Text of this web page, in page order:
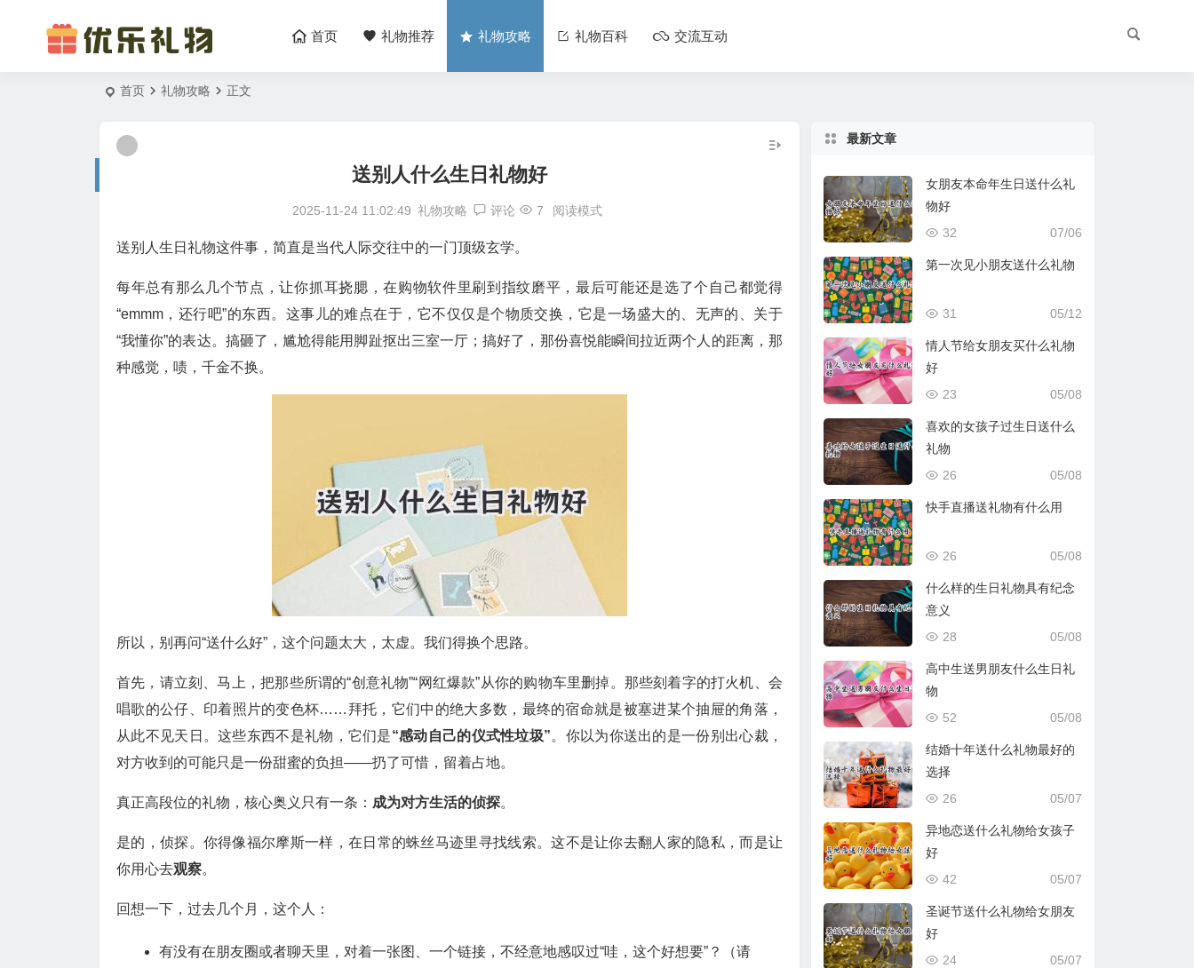
首页 礼物推荐 礼物攻略 礼物百科 交流互动
首页 礼物攻略 正文
送别人什么生日礼物好
2025-11-24 11:02:49 礼物攻略 评论 7 阅读模式
送别人生日礼物这件事，简直是当代人际交往中的一门顶级玄学。
每年总有那么几个节点，让你抓耳挠腮，在购物软件里刷到指纹磨平，最后可能还是选了个自己都觉得
“emmm，还行吧”的东西。这事儿的难点在于，它不仅仅是个物质交换，它是一场盛大的、无声的、关于
“我懂你”的表达。搞砸了，尴尬得能用脚趾抠出三室一厅；搞好了，那份喜悦能瞬间拉近两个人的距离，那
种感觉，啧，千金不换。
所以，别再问“送什么好”，这个问题太大，太虚。我们得换个思路。
首先，请立刻、马上，把那些所谓的“创意礼物”“网红爆款”从你的购物车里删掉。那些刻着字的打火机、会
唱歌的公仔、印着照片的变色杯……拜托，它们中的绝大多数，最终的宿命就是被塞进某个抽屉的角落，
从此不见天日。这些东西不是礼物，它们是“感动自己的仪式性垃圾”。你以为你送出的是一份别出心裁，
对方收到的可能只是一份甜蜜的负担——扔了可惜，留着占地。
真正高段位的礼物，核心奥义只有一条： 成为对方生活的侦探。
是的，侦探。你得像福尔摩斯一样，在日常的蛛丝马迹里寻找线索。这不是让你去翻人家的隐私，而是让
你用心去观察。
回想一下，过去几个月，这个人：
有没有在朋友圈或者聊天里，对着一张图、一个链接，不经意地感叹过“哇，这个好想要”？（请
最新文章
女朋友本命年生日送什么礼
物好
07/06
32
第一次见小朋友送什么礼物
05/12
31
情人节给女朋友买什么礼物
好
05/08
23
喜欢的女孩子过生日送什么
礼物
05/08
26
快手直播送礼物有什么用
05/08
26
什么样的生日礼物具有纪念
意义
05/08
28
高中生送男朋友什么生日礼
物
05/08
52
结婚十年送什么礼物最好的
选择
05/07
26
异地恋送什么礼物给女孩子
好
05/07
42
圣诞节送什么礼物给女朋友
好
05/07
24